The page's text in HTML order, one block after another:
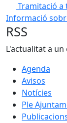
Tramitació a
Informació
RSS
L'actualitat a un
Agenda
Avisos
Notícies
Ple